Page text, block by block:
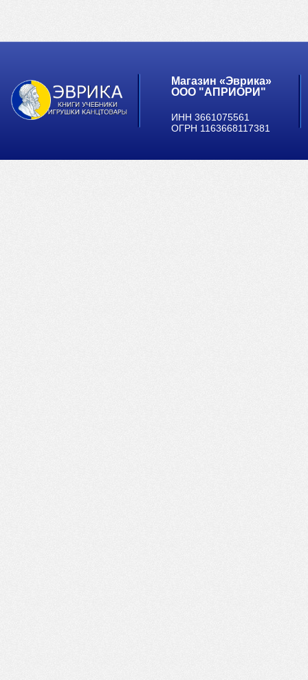
Магазин «Эврика»
ООО "АПРИОРИ"
ИНН 3661075561
ОГРН 1163668117381